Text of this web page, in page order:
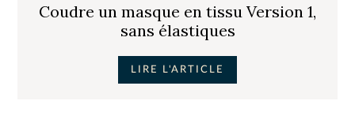
Coudre un masque en tissu Version 1,
sans élastiques
LIRE L'ARTICLE